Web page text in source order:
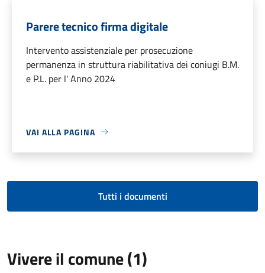
Parere tecnico firma digitale
Intervento assistenziale per prosecuzione
permanenza in struttura riabilitativa dei coniugi B.M.
e P.L. per l' Anno 2024
VAI ALLA PAGINA
Tutti i documenti
Vivere il comune (1)